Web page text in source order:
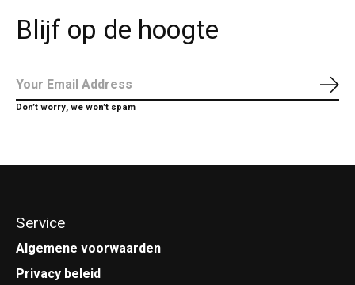
Blijf op de hoogte
Don’t worry, we won’t spam
Service
Algemene voorwaarden
Privacy beleid